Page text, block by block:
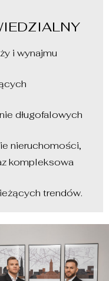
i wynajmu
długofalowych
nieruchomości,
kompleksowa
trendów.